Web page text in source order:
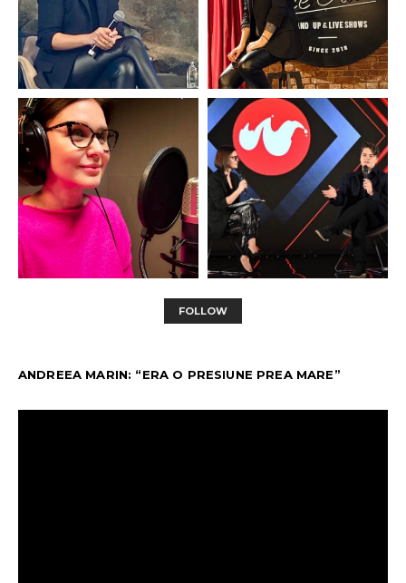
FOLLOW
ANDREEA MARIN: “ERA O PRESIUNE PREA MARE”